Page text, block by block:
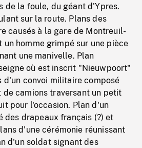
de la foule, du géant d'Ypres.
sur la route. Plans des
causés à la gare de Montreuil-
un homme grimpé sur une pièce
une manivelle. Plan
où est inscrit "Nieuwpoort"
d'un convoi militaire composé
de camions traversant un petit
pour l'occasion. Plan d'un
des drapeaux français (?) et
d'une cérémonie réunissant
d'un soldat signant des